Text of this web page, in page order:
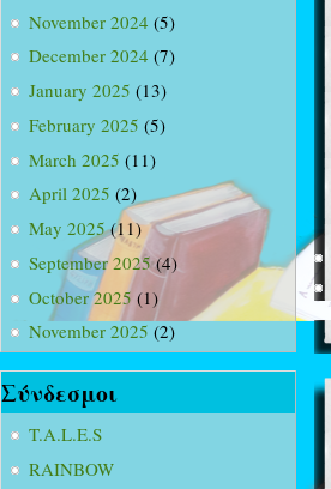
November 2024 (5)
December 2024 (7)
January 2025 (13)
February 2025 (5)
March 2025 (11)
April 2025 (2)
May 2025(11)
September 2025(4)
October 2025 (1)
November 2025 (2)
Σύνδεσμοι
T.A.L.E.S
RAINBOW